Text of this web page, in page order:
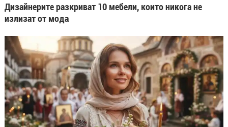
Дизайнерите разкриват 10 мебели, които никога не
излизат от мода